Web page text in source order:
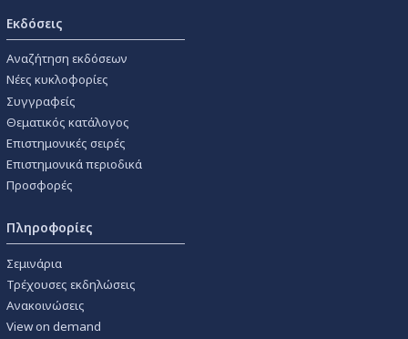
Εκδόσεις
Αναζήτηση εκδόσεων
Νέες κυκλοφορίες
Συγγραφείς
Θεματικός κατάλογος
Επιστημονικές σειρές
Επιστημονικά περιοδικά
Προσφορές
Πληροφορίες
Σεμινάρια
Τρέχουσες εκδηλώσεις
Ανακοινώσεις
View on demand